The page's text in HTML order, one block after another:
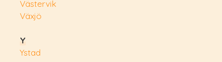
Västervik
Växjö
Y
Ystad